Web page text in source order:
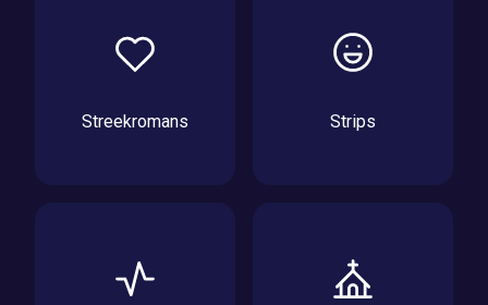
Streekromans Strips